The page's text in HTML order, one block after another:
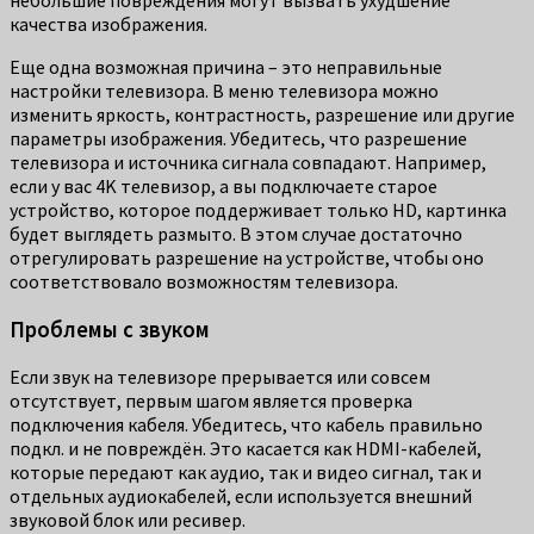
качества изображения.
Еще одна возможная причина – это неправильные
настройки телевизора. В меню телевизора можно
изменить яркость, контрастность, разрешение или другие
параметры изображения. Убедитесь, что разрешение
телевизора и источника сигнала совпадают. Например,
если у вас 4K телевизор, а вы подключаете старое
устройство, которое поддерживает только HD, картинка
будет выглядеть размыто. В этом случае достаточно
отрегулировать разрешение на устройстве, чтобы оно
соответствовало возможностям телевизора.
Проблемы с звуком
Если звук на телевизоре прерывается или совсем
отсутствует, первым шагом является проверка
подключения кабеля. Убедитесь, что кабель правильно
подкл. и не повреждён. Это касается как HDMI-кабелей,
которые передают как аудио, так и видео сигнал, так и
отдельных аудиокабелей, если используется внешний
звуковой блок или ресивер.